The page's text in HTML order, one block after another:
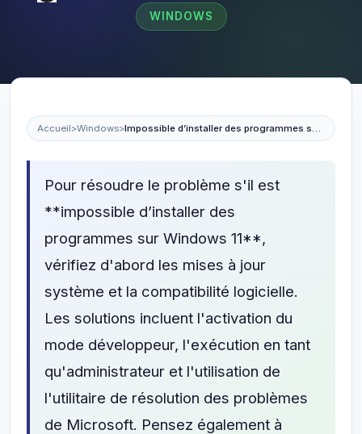
WINDOWS
Accueil>Windows> Impossible d’installer des programmes sur Windows 11 ? Voici comment faire
Pour résoudre le problème s'il est
**impossible d’installer des
programmes sur Windows 11**,
vérifiez d'abord les mises à jour
système et la compatibilité logicielle.
Les solutions incluent l'activation du
mode développeur, l'exécution en tant
qu'administrateur et l'utilisation de
l'utilitaire de résolution des problèmes
de Microsoft. Pensez également à